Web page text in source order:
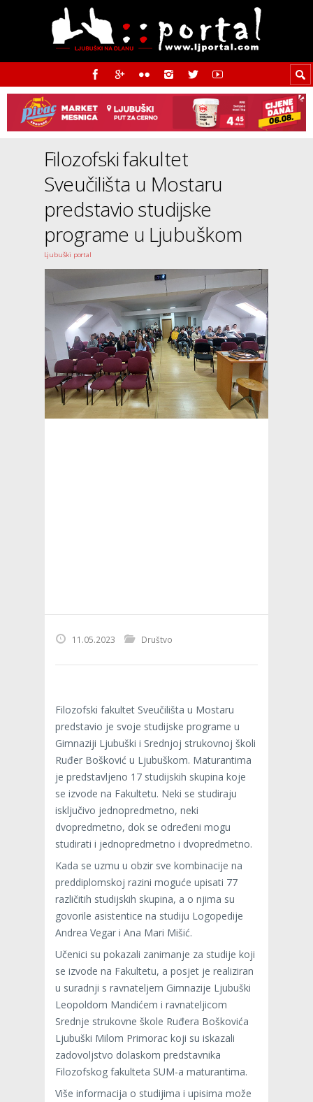
Filozofski fakultet
Sveučilišta u Mostaru
predstavio studijske
programe u Ljubuškom
Ljubuški portal
11.05.2023 Društvo
Filozofski fakultet Sveučilišta u Mostaru
predstavio je svoje studijske programe u
Gimnaziji Ljubuški i Srednjoj strukovnoj školi
Ruđer Bošković u Ljubuškom. Maturantima
je predstavljeno 17 studijskih skupina koje
se izvode na Fakultetu. Neki se studiraju
isključivo jednopredmetno, neki
dvopredmetno, dok se određeni mogu
studirati i jednopredmetno i dvopredmetno.
Kada se uzmu u obzir sve kombinacije na
preddiplomskoj razini moguće upisati 77
različitih studijskih skupina, a o njima su
govorile asistentice na studiju Logopedije
Andrea Vegar i Ana Mari Mišić.
Učenici su pokazali zanimanje za studije koji
se izvode na Fakultetu, a posjet je realiziran
u suradnji s ravnateljem Gimnazije Ljubuški
Leopoldom Mandićem i ravnateljicom
Srednje strukovne škole Ruđera Boškovića
Ljubuški Milom Primorac koji su iskazali
zadovoljstvo dolaskom predstavnika
Filozofskog fakulteta SUM-a maturantima.
Više informacija o studijima i upisima može